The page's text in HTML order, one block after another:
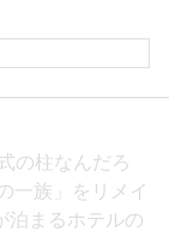
の柱なんだろ
一族」をリメイ
泊まるホテルの